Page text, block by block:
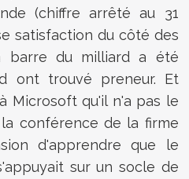
(chiffre arrêté au 31
satisfaction du côté des
barre du milliard a été
ont trouvé preneur. Et
Microsoft qu'il n'a pas le
conférence de la firme
d'apprendre que le
sur un socle de